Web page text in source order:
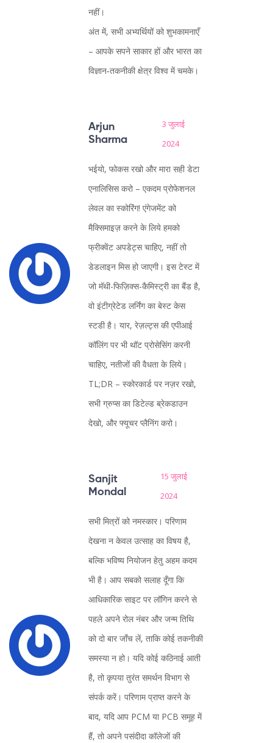
नहीं।
अंत में, सभी अभ्यर्थियों को शुभकामनाएँ
– आपके सपने साकार हों और भारत का
विज्ञान‑तकनीकी क्षेत्र विश्व में चमके।
Arjun
Sharma
3 जुलाई
2024
भईयो, फोकस रखो और मारा सही डेटा
एनालिसिस करो – एकदम प्रोफेशनल
लेवल का स्कोरिंग! एंगेजमेंट को
मैक्सिमाइज़ करने के लिये हमको
फ्रीक्वेंट अपडेट्स चाहिए, नहीं तो
डेडलाइन मिस हो जाएगी। इस टेस्ट में
जो मॅथी-फिज़िक्स-कैमिस्ट्री का बैंड है,
वो इंटीग्रेटेड लर्निंग का बेस्ट केस
स्टडी है। यार, रेज़ल्ट्स की एपीआई
कॉलिंग पर भी थॉट प्रोसेसिंग करनी
चाहिए, नतीजों की वैधता के लिये।
TL;DR – स्कोरकार्ड पर नज़र रखो,
सभी ग्रुप्स का डिटेल्ड ब्रेकडाउन
देखो, और फ्यूचर प्लैनिंग करो।
Sanjit
Mondal
15 जुलाई
2024
सभी मित्रों को नमस्कार। परिणाम
देखना न केवल उत्साह का विषय है,
बल्कि भविष्य नियोजन हेतु अहम कदम
भी है। आप सबको सलाह दूँगा कि
आधिकारिक साइट पर लॉगिन करने से
पहले अपने रोल नंबर और जन्म तिथि
को दो बार जाँच लें, ताकि कोई तकनीकी
समस्या न हो। यदि कोई कठिनाई आती
है, तो कृपया तुरंत समर्थन विभाग से
संपर्क करें। परिणाम प्राप्त करने के
बाद, यदि आप PCM या PCB समूह में
हैं, तो अपने पसंदीदा कॉलेजों की